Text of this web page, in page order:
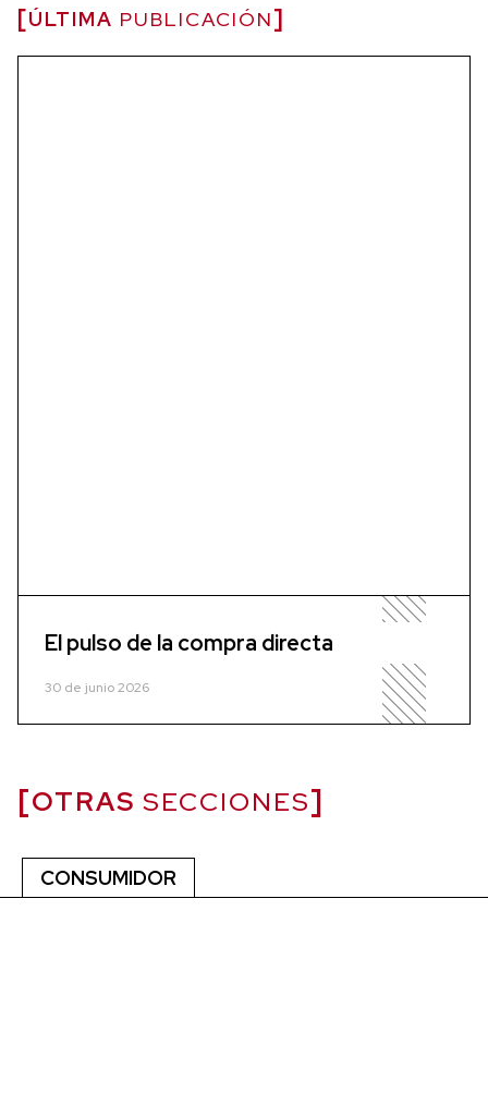
ÚLTIMA PUBLICACIÓN
El pulso de la compra directa
30 de junio 2026
OTRAS SECCIONES
CONSUMIDOR